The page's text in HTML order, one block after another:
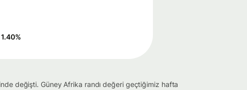
1.40%
değişti. Güney Afrika randı değeri geçtiğimiz hafta